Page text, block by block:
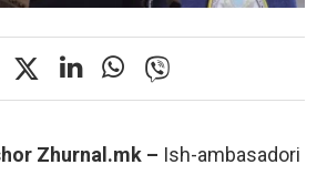
Zhurnal.mk – Ish-ambasadori